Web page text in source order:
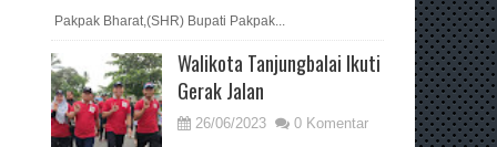
Pakpak Bharat,(SHR) Bupati Pakpak...
Walikota Tanjungbalai Ikuti
Gerak Jalan
26/06/2023 0 Komentar